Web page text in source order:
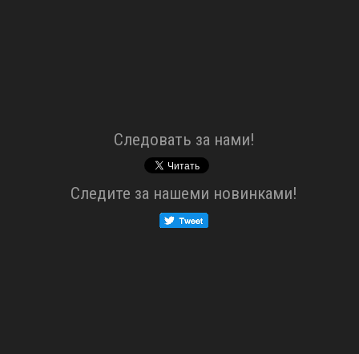
Cледовать за нами!
Cледите за нашеми новинками!